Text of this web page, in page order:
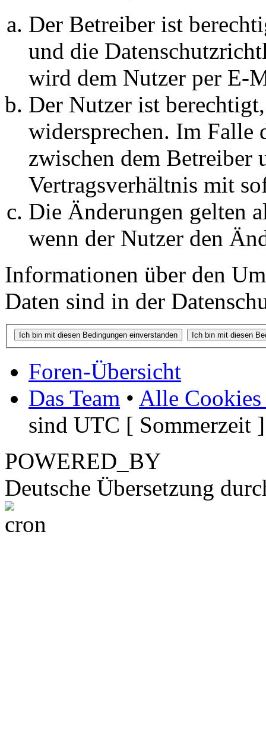
Der Betreiber ist
und die
wird dem Nutzer per E-
Der Nutzer ist
widersprechen. Im Falle
zwischen dem Betreiber
Vertragsverhältnis mit
Die Änderungen gelten
wenn der Nutzer den
Informationen über den
Daten sind in der
Foren-Übersicht
Das Team • Alle Cookies
sind UTC [ Sommerzeit ]
POWERED_BY
Deutsche Übersetzung